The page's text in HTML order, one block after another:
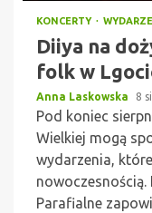
KONCERTY
Diiya na
folk w
Anna Laskowska 8
Pod koniec
Wielkiej mogą
wydarzenia,
Parafialne